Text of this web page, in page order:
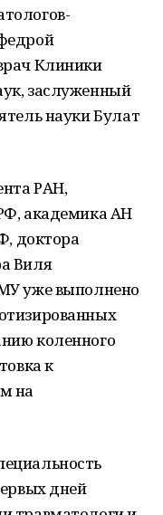
Клиники
заслуженный
науки Булат
РАН,
академика АН
доктора
Виля
уже выполнено
коленного
к
на
дней